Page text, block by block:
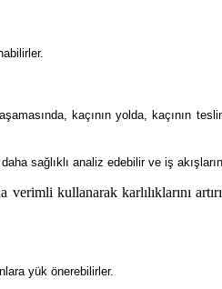
kaçının yolda, kaçının
sağlıklı analiz edebilir ve iş
kullanarak karlılıklarını
yük önerebilirler.